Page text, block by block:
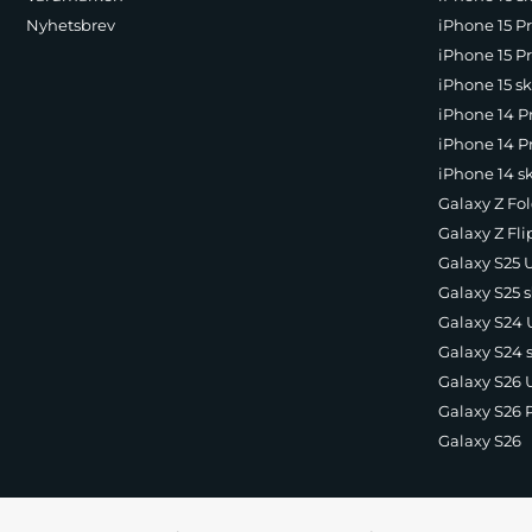
Nyhetsbrev
iPhone 15
iPhone 15
iPhone 15
iPhone 14
iPhone 14
iPhone 14
Galaxy Z
Galaxy Z
Galaxy S25
Galaxy S25
Galaxy S24
Galaxy S24
Galaxy S26
Galaxy S26
Galaxy S26